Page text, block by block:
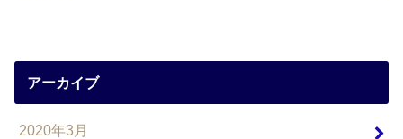
アーカイブ
2020年3月